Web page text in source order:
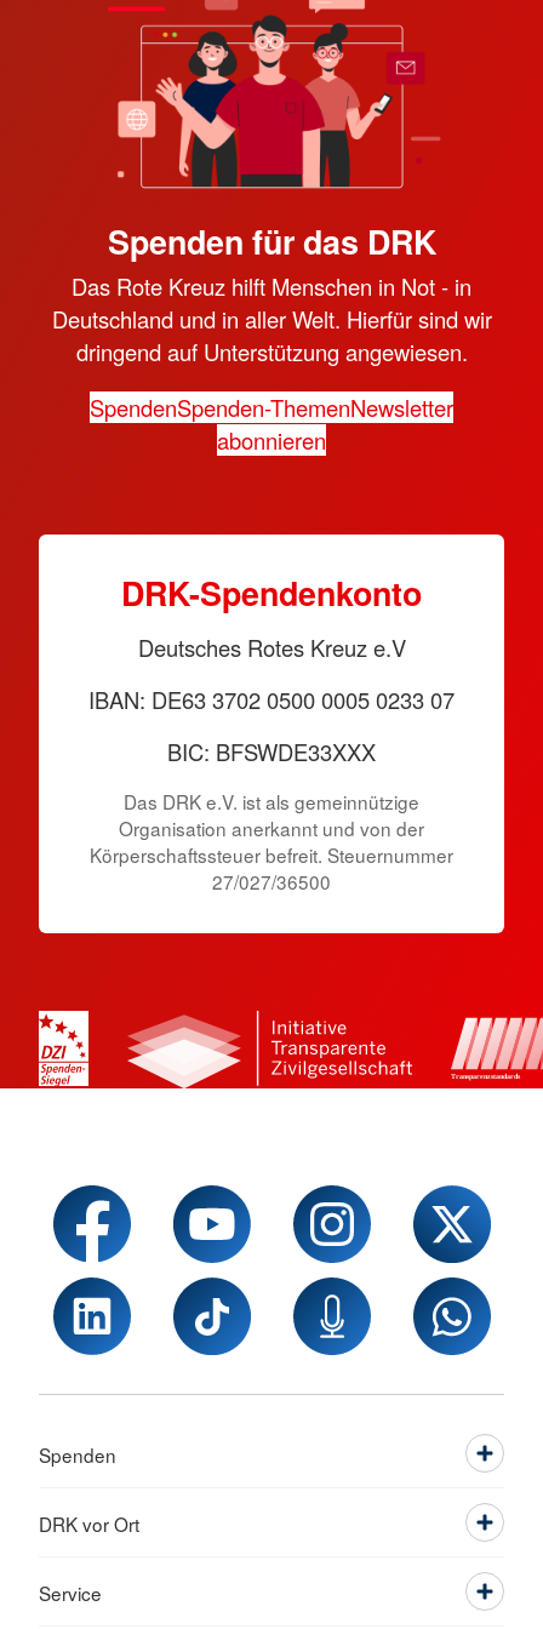
Spenden für das DRK
Das Rote Kreuz hilft Menschen in Not - in
Deutschland und in aller Welt. Hierfür sind wir
dringend auf Unterstützung angewiesen.
SpendenSpenden-ThemenNewsletter
abonnieren
DRK-Spendenkonto
Deutsches Rotes Kreuz e.V
IBAN: DE63 3702 0500 0005 0233 07
BIC: BFSWDE33XXX
Das DRK e.V. ist als gemeinnützige
Organisation anerkannt und von der
Körperschaftssteuer befreit. Steuernummer
27/027/36500
Spenden
DRK vor Ort
Service